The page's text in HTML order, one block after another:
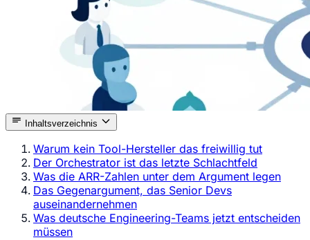
Inhaltsverzeichnis
Warum kein Tool-Hersteller das freiwillig tut
Der Orchestrator ist das letzte Schlachtfeld
Was die ARR-Zahlen unter dem Argument legen
Das Gegenargument, das Senior Devs
auseinandernehmen
Was deutsche Engineering-Teams jetzt entscheiden
müssen